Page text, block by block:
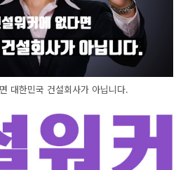
대한민국 건설회사가 아닙니다.